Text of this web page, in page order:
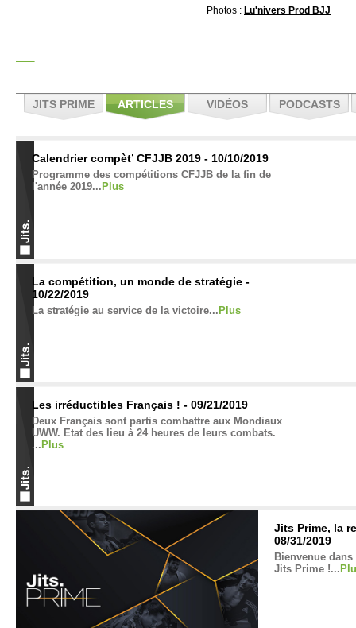
Photos : Lu'nivers Prod BJJ
JITS PRIME ARTICLES VIDÉOS PODCASTS
Calendrier compèt’ CFJJB 2019 - 10/10/2019
Programme des compétitions CFJJB de la fin de
l'année 2019... Plus
La compétition, un monde de stratégie -
10/22/2019
La stratégie au service de la victoire... Plus
Les irréductibles Français ! - 09/21/2019
Deux Français sont partis combattre aux Mondiaux
UWW. Etat des lieu à 24 heures de leurs combats.
... Plus
Jits Prime, la
08/31/2019
Bienvenue
Jits Prime !...